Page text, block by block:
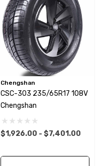
Chengshan
CSC-303 235/65R17 108V
Chengshan
$1,926.00 - $7,401.00